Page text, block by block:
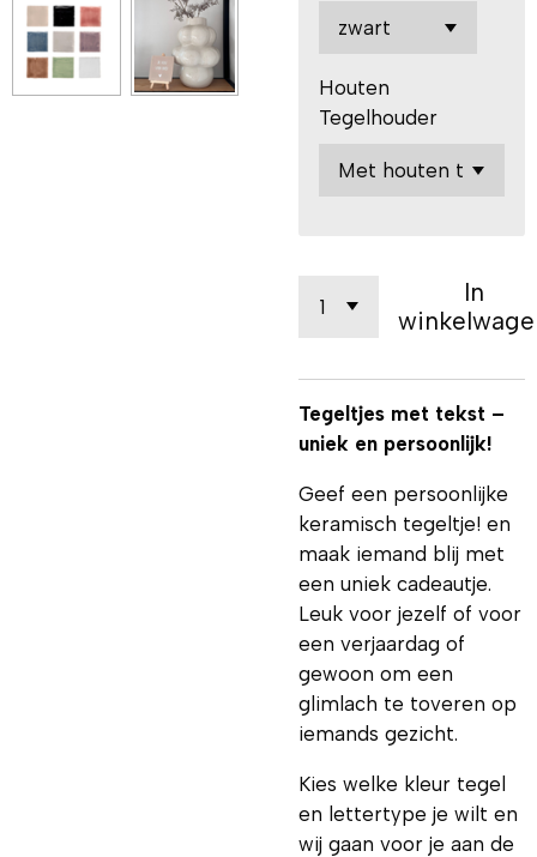
Houten
Tegelhouder
In
Tegeltjes met tekst –
uniek en persoonlijk!
Geef een persoonlijke
keramisch tegeltje! en
maak iemand blij met
een uniek cadeautje.
Leuk voor jezelf of voor
een verjaardag of
gewoon om een
glimlach te toveren op
iemands gezicht.
Kies welke kleur tegel
en lettertype je wilt en
wij gaan voor je aan de